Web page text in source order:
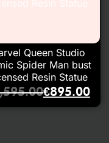
Queen Studio
Spider Man bust
Resin Statue
€895.00